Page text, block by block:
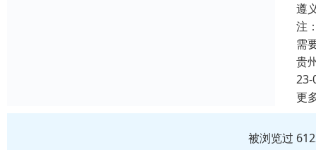
遵
注
需
贵
23-
更
被浏览过